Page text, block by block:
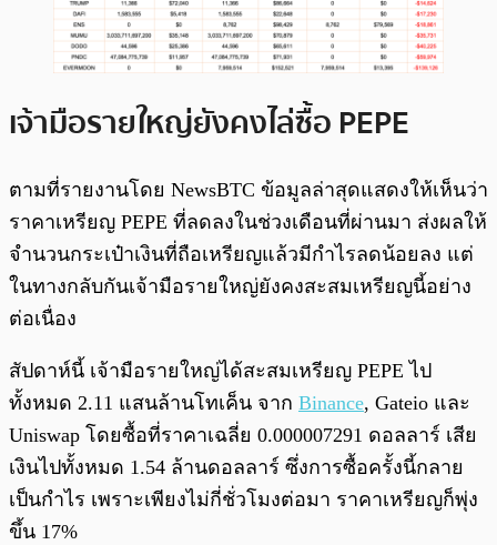
เจ้ามือรายใหญ่ยังคงไล่ซื้อ PEPE
ตามที่รายงานโดย NewsBTC ข้อมูลล่าสุดแสดงให้เห็นว่า
ราคาเหรียญ PEPE ที่ลดลงในช่วงเดือนที่ผ่านมา ส่งผลให้
จำนวนกระเป๋าเงินที่ถือเหรียญแล้วมีกำไรลดน้อยลง แต่
ในทางกลับกันเจ้ามือรายใหญ่ยังคงสะสมเหรียญนี้อย่าง
ต่อเนื่อง
สัปดาห์นี้ เจ้ามือรายใหญ่ได้สะสมเหรียญ PEPE ไป
ทั้งหมด 2.11 แสนล้านโทเค็น จาก Binance, Gateio และ
Uniswap โดยซื้อที่ราคาเฉลี่ย 0.000007291 ดอลลาร์ เสีย
เงินไปทั้งหมด 1.54 ล้านดอลลาร์ ซึ่งการซื้อครั้งนี้กลาย
เป็นกำไร เพราะเพียงไม่กี่ชั่วโมงต่อมา ราคาเหรียญก็พุ่ง
ขึ้น 17%